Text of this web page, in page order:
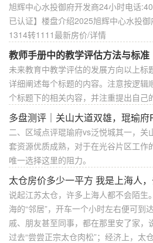
旭辉中心水投御府开发商24小时电话
已认证】楼盘介绍2025旭辉中心水投
1314转1111最新房价/详情
教师手册中的教学评估方法与标准
未来教育中教学评估的发展方向以上标
详细阐述每个标题的内容。注意按逻辑
个标题下的相关内容，并注重提出自己
多盘测评｜关山大道双雄，琨瑜
二、区域点评琨瑜府vs泛悦城其一，关
套资源优质成熟，对于在光谷片区工作
唯一选择这里的阻力。
太仓房价多少一平方 我是上海人
说起江苏太仓，许多上海人都不会陌生
海的“邻居”，开车一个小时左右便可到
戚、朋友甚至同事，都在那里安了家，
过去“尝尝正宗太仓肉松”；经济上，太